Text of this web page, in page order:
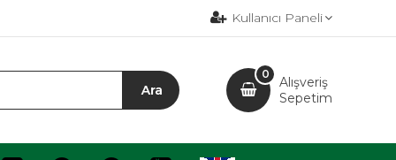
Kullanıcı Paneli
Alışveriş
Sepetim
0